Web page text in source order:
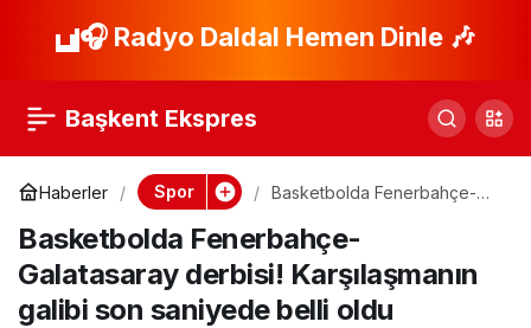
🎧 Radyo Daldal Hemen Dinle 🎶
Başkent Ekspres
Haberler Spor
Basketbolda Fenerbahçe-
Karşılaşmanın galibi son
saniyede belli oldu
Basketbolda Fenerbahçe-
Galatasaray derbisi! Karşılaşmanın
galibi son saniyede belli oldu
Fenerbahçe, Talisca
uzattığını açıkladı
Paylaş